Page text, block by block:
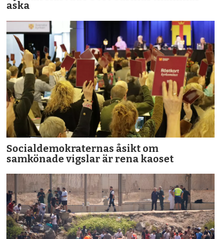
aska
Socialdemokraternas åsikt om
samkönade vigslar är rena kaoset